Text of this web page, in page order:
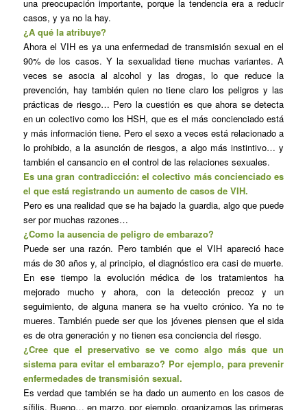
una preocupación importante, porque la tendencia era a reducir
casos, y ya no la hay.
¿A qué la atribuye?
Ahora el VIH es ya una enfermedad de transmisión sexual en el
90% de los casos. Y la sexualidad tiene muchas variantes. A
veces se asocia al alcohol y las drogas, lo que reduce la
prevención, hay también quien no tiene claro los peligros y las
prácticas de riesgo… Pero la cuestión es que ahora se detecta
en un colectivo como los HSH, que es el más concienciado está
y más información tiene. Pero el sexo a veces está relacionado a
lo prohibido, a la asunción de riesgos, a algo más instintivo… y
también el cansancio en el control de las relaciones sexuales.
Es una gran contradicción: el colectivo más concienciado es
el que está registrando un aumento de casos de VIH.
Pero es una realidad que se ha bajado la guardia, algo que puede
ser por muchas razones…
¿Como la ausencia de peligro de embarazo?
Puede ser una razón. Pero también que el VIH apareció hace
más de 30 años y, al principio, el diagnóstico era casi de muerte.
En ese tiempo la evolución médica de los tratamientos ha
mejorado mucho y ahora, con la detección precoz y un
seguimiento, de alguna manera se ha vuelto crónico. Ya no te
mueres. También puede ser que los jóvenes piensen que el sida
es de otra generación y no tienen esa conciencia del riesgo.
¿Cree que el preservativo se ve como algo más que un
sistema para evitar el embarazo? Por ejemplo, para prevenir
enfermedades de transmisión sexual.
Es verdad que también se ha dado un aumento en los casos de
sífilis. Bueno… en marzo, por ejemplo, organizamos las primeras